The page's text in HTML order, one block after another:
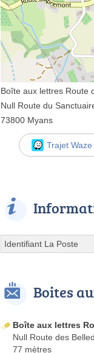
Boîte aux lettres Route
Null Route du
73800 Myans
Trajet Waze
Identifiant La Poste
Boites
Boîte aux lettres
Null Route des
77 mètres